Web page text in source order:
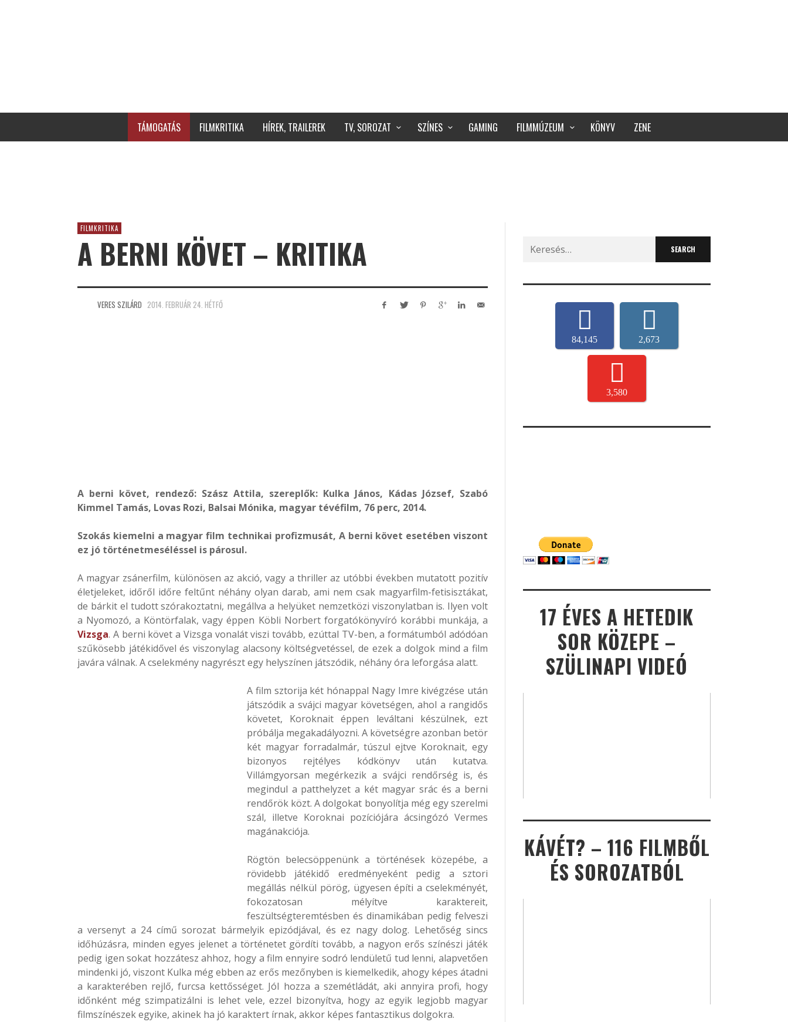
TÁMOGATÁS FILMKRITIKA HÍREK, TRAILEREK TV, SOROZAT SZÍNES GAMING FILMMÚZEUM KÖNYV ZENE
FILMKRITIKA
A BERNI KÖVET – KRITIKA
VERES SZILÁRD 2014. FEBRUÁR 24. HÉTFŐ
A berni követ, rendező: Szász Attila, szereplők: Kulka János, Kádas József, Szabó
Kimmel Tamás, Lovas Rozi, Balsai Mónika, magyar tévéfilm, 76 perc, 2014.
Szokás kiemelni a magyar film technikai profizmusát, A berni követ esetében viszont
ez jó történetmeséléssel is párosul.
A magyar zsánerfilm, különösen az akció, vagy a thriller az utóbbi években mutatott pozitív
életjeleket, időről időre feltűnt néhány olyan darab, ami nem csak magyarfilm-fetisisztákat,
de bárkit el tudott szórakoztatni, megállva a helyüket nemzetközi viszonylatban is. Ilyen volt
a Nyomozó, a Köntörfalak, vagy éppen Köbli Norbert forgatókönyvíró korábbi munkája, a
Vizsga. A berni követ a Vizsga vonalát viszi tovább, ezúttal TV-ben, a formátumból adódóan
szűkösebb játékidővel és viszonylag alacsony költségvetéssel, de ezek a dolgok mind a film
javára válnak. A cselekmény nagyrészt egy helyszínen játszódik, néhány óra leforgása alatt.
A film sztorija két hónappal Nagy Imre kivégzése után
játszódik a svájci magyar követségen, ahol a rangidős
követet, Koroknait éppen leváltani készülnek, ezt
próbálja megakadályozni. A követségre azonban betör
két magyar forradalmár, túszul ejtve Koroknait, egy
bizonyos rejtélyes kódkönyv után kutatva.
Villámgyorsan megérkezik a svájci rendőrség is, és
megindul a patthelyzet a két magyar srác és a berni
rendőrök közt. A dolgokat bonyolítja még egy szerelmi
szál, illetve Koroknai pozíciójára ácsingózó Vermes
magánakciója.
Rögtön belecsöppenünk a történések közepébe, a
rövidebb játékidő eredményeként pedig a sztori
megállás nélkül pörög, ügyesen építi a cselekményét,
fokozatosan mélyítve karaktereit,
feszültségteremtésben és dinamikában pedig felveszi
a versenyt a 24 című sorozat bármelyik epizódjával, és ez nagy dolog. Lehetőség sincs
időhúzásra, minden egyes jelenet a történetet gördíti tovább, a nagyon erős színészi játék
pedig igen sokat hozzátesz ahhoz, hogy a film ennyire sodró lendületű tud lenni, alapvetően
mindenki jó, viszont Kulka még ebben az erős mezőnyben is kiemelkedik, ahogy képes átadni
a karakterében rejlő, furcsa kettősséget. Jól hozza a szemétládát, aki annyira profi, hogy
időnként még szimpatizálni is lehet vele, ezzel bizonyítva, hogy az egyik legjobb magyar
filmszínészek egyike, akinek ha jó karaktert írnak, akkor képes fantasztikus dolgokra.
Search
for:
84,145 2,673
3,580
17 ÉVES A HETEDIK
SOR KÖZEPE –
SZÜLINAPI VIDEÓ
KÁVÉT? – 116 FILMBŐL
ÉS SOROZATBÓL